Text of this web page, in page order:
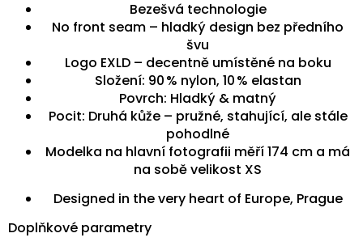
Bezešvá technologie
No front seam – hladký design bez předního
švu
Logo EXLD – decentně umístěné na boku
Složení: 90 % nylon, 10 % elastan
Povrch: Hladký & matný
Pocit: Druhá kůže – pružné, stahující, ale stále
pohodlné
Modelka na hlavní fotografii měří 174 cm a má
na sobě velikost XS
Designed in the very heart of Europe, Prague
Doplňkové parametry